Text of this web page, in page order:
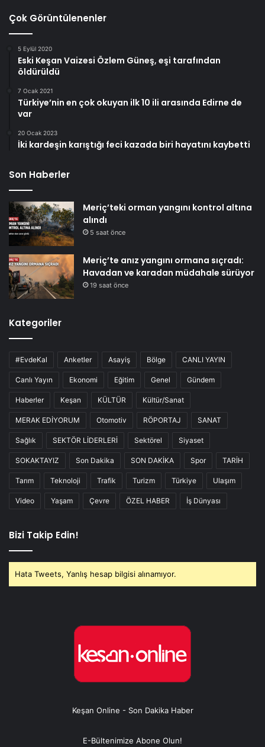
Çok Görüntülenenler
5 Eylül 2020
Eski Keşan Vaizesi Özlem Güneş, eşi tarafından
öldürüldü
7 Ocak 2021
Türkiye’nin en çok okuyan ilk 10 ili arasında Edirne de
var
20 Ocak 2023
İki kardeşin karıştığı feci kazada biri hayatını kaybetti
Son Haberler
Meriç’teki orman yangını kontrol altına
alındı
5 saat önce
Meriç’te anız yangını ormana sıçradı:
Havadan ve karadan müdahale sürüyor
19 saat önce
Kategoriler
#EvdeKal Anketler Asayiş Bölge CANLI YAYIN
Canlı Yayın Ekonomi Eğitim Genel Gündem
Haberler Keşan KÜLTÜR Kültür/Sanat
MERAK EDİYORUM Otomotiv RÖPORTAJ SANAT
Sağlık SEKTÖR LİDERLERİ Sektörel Siyaset
SOKAKTAYIZ Son Dakika SON DAKİKA Spor TARİH
Tarım Teknoloji Trafik Turizm Türkiye Ulaşım
Video Yaşam Çevre ÖZEL HABER İş Dünyası
Bizi Takip Edin!
Hata Tweets, Yanlış hesap bilgisi alınamıyor.
Keşan Online - Son Dakika Haber
E-Bültenimize Abone Olun!